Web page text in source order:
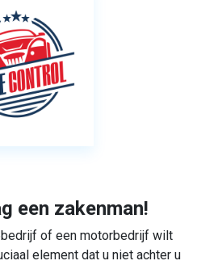
een zakenman!
of een motorbedrijf wilt
element dat u niet achter u